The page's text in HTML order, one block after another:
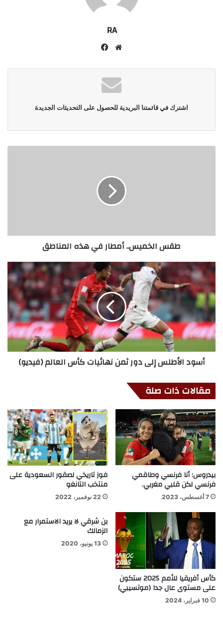
RA
موقع
اشترك في قائمتنا البريدية للحصول على التحديثات الجديدة
طقس الخميس.. أمطار في هذه المناطق
أسود الأطلس إلى دور ثمن نهائيات كأس العالم (فيديو)
مقالات ذات صلة
بيدروس: أنا فرنسي وطاقمي
فرنسي لكن قلبي مغربي.
7 أغسطس، 2023
فوز تاريخي لصقور السعودية على
منتخب التانغو
22 نوفمبر، 2022
كأس أفريقيا للأمم 2025 ستكون
على مستوى عال جدا (موتسيبي)
10 فبراير، 2024
بن شرقي لا يريد الاستمرار مع
الزمالك
13 يونيو، 2020